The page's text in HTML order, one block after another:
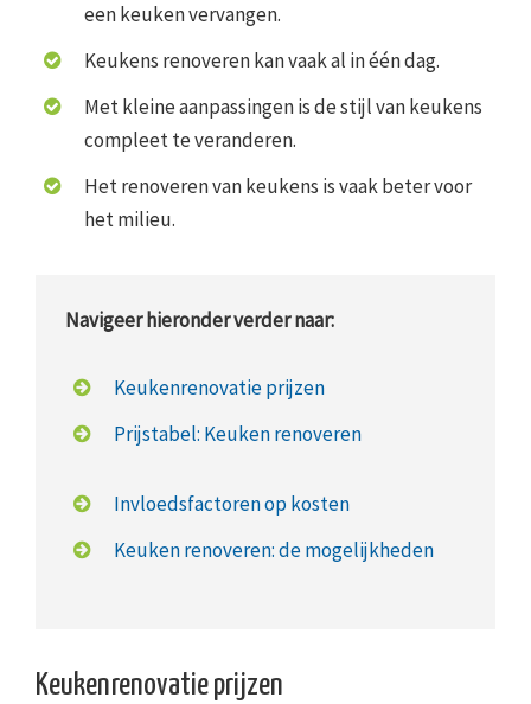
een keuken vervangen.
Keukens renoveren kan vaak al in één dag.
Met kleine aanpassingen is de stijl van keukens
compleet te veranderen.
Het renoveren van keukens is vaak beter voor
het milieu.
Navigeer hieronder verder naar:
Keukenrenovatie prijzen
Prijstabel: Keuken renoveren
Invloedsfactoren op kosten
Keuken renoveren: de mogelijkheden
Keukenrenovatie prijzen